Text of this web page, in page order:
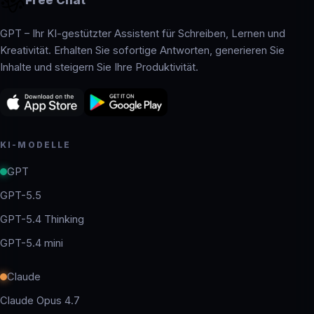
GPT – Ihr KI-gestützter Assistent für Schreiben, Lernen und
Kreativität. Erhalten Sie sofortige Antworten, generieren Sie
Inhalte und steigern Sie Ihre Produktivität.
KI-MODELLE
GPT
GPT-5.5
GPT-5.4 Thinking
GPT-5.4 mini
Claude
Claude Opus 4.7